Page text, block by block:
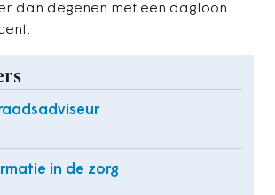
dan degenen met een dagloon
in de zorg